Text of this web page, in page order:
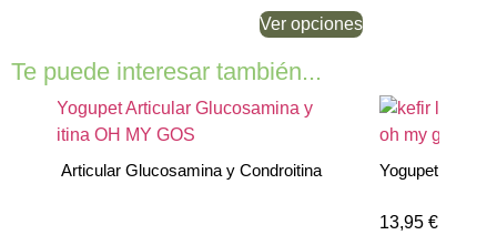
Ver opciones
Te puede interesar también...
Articular Glucosamina y Condroitina Yogupet
13,95 €